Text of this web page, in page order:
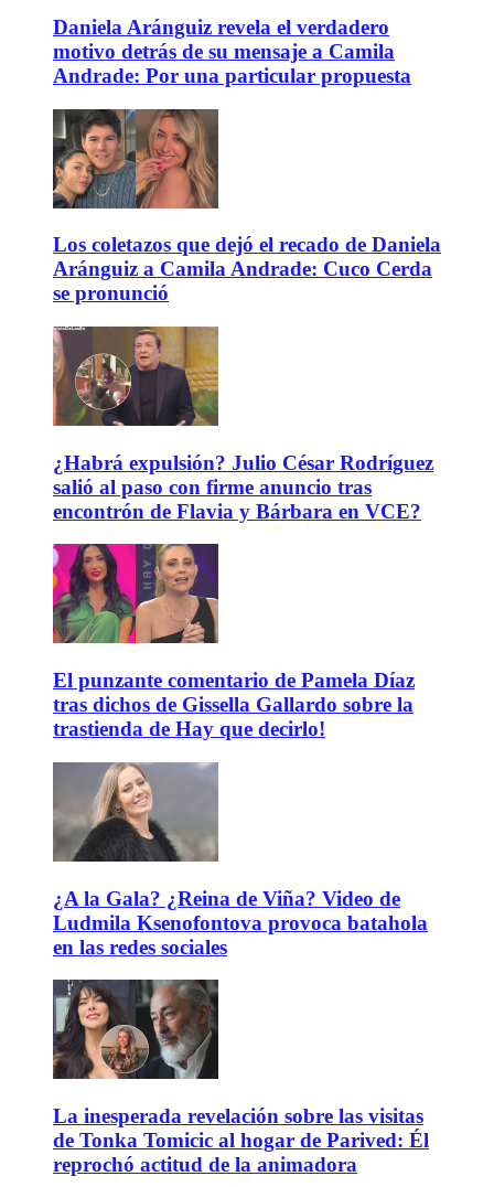
Daniela Aránguiz revela el verdadero
motivo detrás de su mensaje a Camila
Andrade: Por una particular propuesta
Los coletazos que dejó el recado de Daniela
Aránguiz a Camila Andrade: Cuco Cerda
se pronunció
¿Habrá expulsión? Julio César Rodríguez
salió al paso con firme anuncio tras
encontrón de Flavia y Bárbara en VCE?
El punzante comentario de Pamela Díaz
tras dichos de Gissella Gallardo sobre la
trastienda de Hay que decirlo!
¿A la Gala? ¿Reina de Viña? Video de
Ludmila Ksenofontova provoca batahola
en las redes sociales
La inesperada revelación sobre las visitas
de Tonka Tomicic al hogar de Parived: Él
reprochó actitud de la animadora